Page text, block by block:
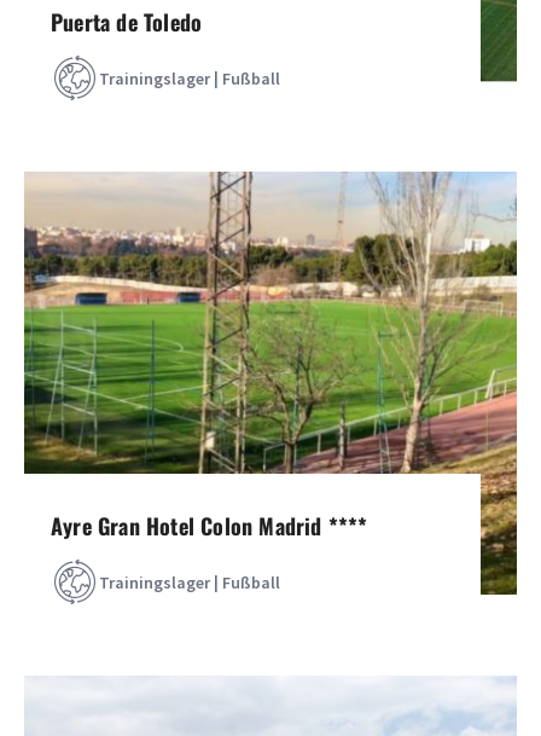
Puerta de Toledo
Trainingslager | Fußball
Ayre Gran Hotel Colon Madrid ****
Trainingslager | Fußball